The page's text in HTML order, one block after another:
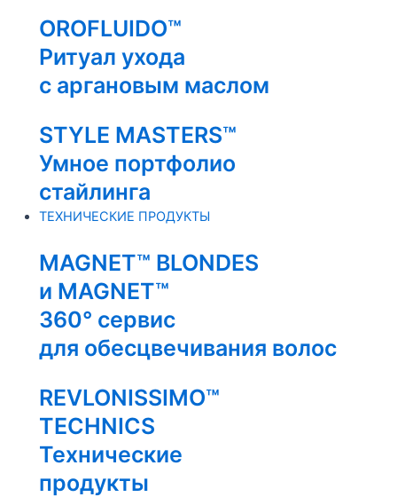
OROFLUIDO™
Ритуал ухода
с аргановым маслом
STYLE MASTERS™
Умное портфолио
стайлинга
ТЕХНИЧЕСКИЕ ПРОДУКТЫ
MAGNET™ BLONDES
и MAGNET™
360° сервис
для обесцвечивания волос
REVLONISSIMO™
TECHNICS
Технические
продукты